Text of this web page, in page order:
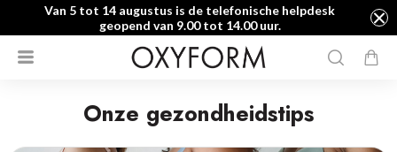
Van 5 tot 14 augustus is de telefonische helpdesk
geopend van 9.00 tot 14.00 uur.
Onze gezondheidstips